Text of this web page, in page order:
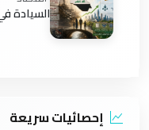
السيادة
إحصائيات سريعة